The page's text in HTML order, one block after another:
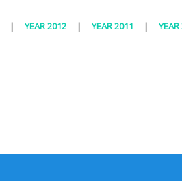
|YEAR 2012 |YEAR 2011 |